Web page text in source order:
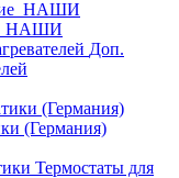
Доп.
(Германия)
Термостаты для